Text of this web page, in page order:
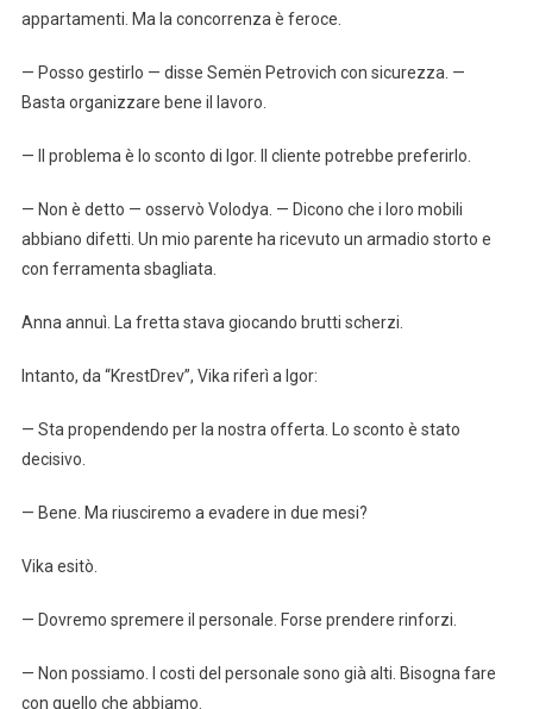
appartamenti. Ma la concorrenza è feroce.
— Posso gestirlo — disse Semën Petrovich con sicurezza. —
Basta organizzare bene il lavoro.
— Il problema è lo sconto di Igor. Il cliente potrebbe preferirlo.
— Non è detto — osservò Volodya. — Dicono che i loro mobili
abbiano difetti. Un mio parente ha ricevuto un armadio storto e
con ferramenta sbagliata.
Anna annuì. La fretta stava giocando brutti scherzi.
Intanto, da “KrestDrev”, Vika riferì a Igor:
— Sta propendendo per la nostra offerta. Lo sconto è stato
decisivo.
— Bene. Ma riusciremo a evadere in due mesi?
Vika esitò.
— Dovremo spremere il personale. Forse prendere rinforzi.
— Non possiamo. I costi del personale sono già alti. Bisogna fare
con quello che abbiamo.